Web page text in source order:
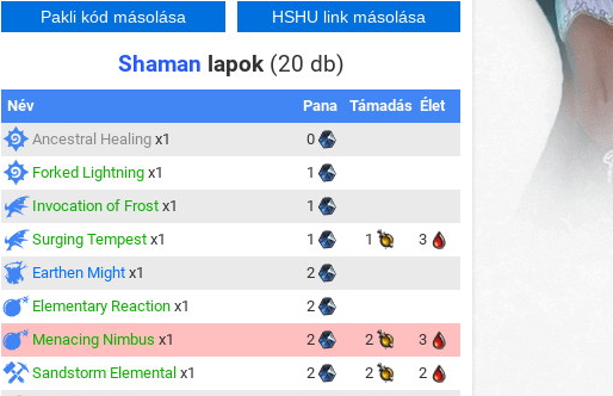
Shaman lapok (20 db)
Név Pana Támadás Élet
Ancestral Healing x1
0
Forked Lightning x1
1
Invocation of Frost x1
1
Surging Tempest x1 1 1
3
Earthen Might x1
2
Elementary Reaction x1
2
Menacing Nimbus x1 2 2
3
Sandstorm Elemental x1 2 2
2